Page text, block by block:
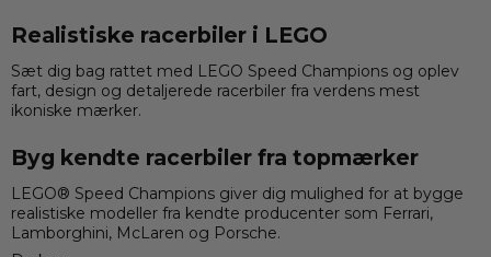
Realistiske racerbiler i LEGO
Sæt dig bag rattet med LEGO Speed Champions og oplev
fart, design og detaljerede racerbiler fra verdens mest
ikoniske mærker.
Byg kendte racerbiler fra topmærker
LEGO® Speed Champions giver dig mulighed for at bygge
realistiske modeller fra kendte producenter som Ferrari,
Lamborghini, McLaren og Porsche.